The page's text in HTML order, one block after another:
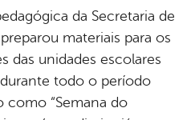
da Secretaria de
materiais para os
das unidades escolares
todo o período
como “Semana do